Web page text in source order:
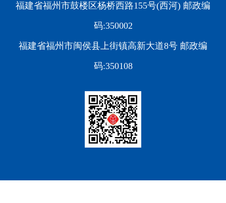
福建省福州市鼓楼区杨桥西路155号(西河) 邮政编
码:350002
福建省福州市闽侯县上街镇高新大道8号 邮政编
码:350108